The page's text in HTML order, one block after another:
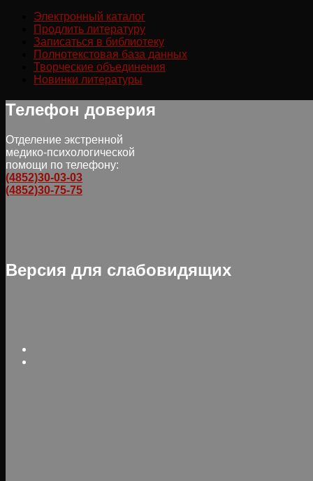
Электронный каталог
Продлить литературу
Записаться в библиотеку
Полнотекстовая база данных
Творческие объединения
Новинки литературы
Телефон доверия
Отделение экстренной
медико-психологической
помощи по телефону:
(4852)30-03-03
(4852)30-75-75
Версия для слабовидящих